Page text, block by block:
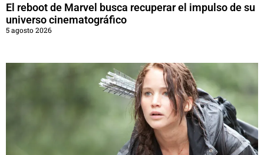
El reboot de Marvel busca recuperar el impulso de su
universo cinematográfico
5 agosto 2026